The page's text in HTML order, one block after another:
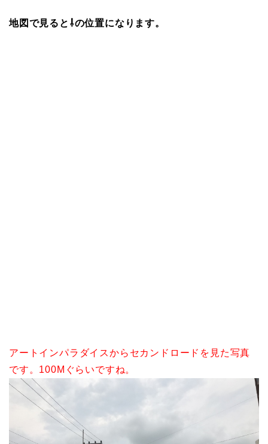
地図で見ると⇩の位置になります。
アートインパラダイスからセカンドロードを見た写真
です。100Mぐらいですね。